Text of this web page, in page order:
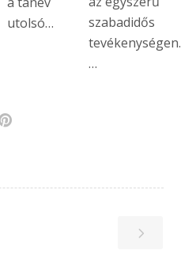
utolsó…
szabadidős
tevékenységen.
…